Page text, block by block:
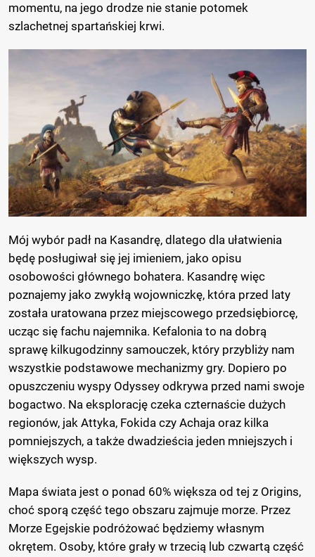
momentu, na jego drodze nie stanie potomek
szlachetnej spartańskiej krwi.
Mój wybór padł na Kasandrę, dlatego dla ułatwienia
będę posługiwał się jej imieniem, jako opisu
osobowości głównego bohatera. Kasandrę więc
poznajemy jako zwykłą wojowniczkę, która przed laty
została uratowana przez miejscowego przedsiębiorcę,
ucząc się fachu najemnika. Kefalonia to na dobrą
sprawę kilkugodzinny samouczek, który przybliży nam
wszystkie podstawowe mechanizmy gry. Dopiero po
opuszczeniu wyspy Odyssey odkrywa przed nami swoje
bogactwo. Na eksplorację czeka czternaście dużych
regionów, jak Attyka, Fokida czy Achaja oraz kilka
pomniejszych, a także dwadzieścia jeden mniejszych i
większych wysp.
Mapa świata jest o ponad 60% większa od tej z Origins,
choć sporą część tego obszaru zajmuje morze. Przez
Morze Egejskie podróżować będziemy własnym
okrętem. Osoby, które grały w trzecią lub czwartą część